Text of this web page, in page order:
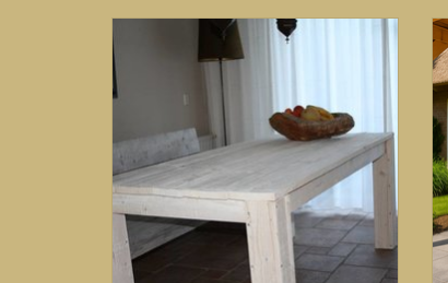
Steigerhout Eettafel
TOEVOEGEN AAN WINKELWAGEN